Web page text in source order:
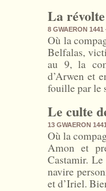
La
8 GWAERON 1441
Où la
Belfalas,
au 9, la
d’Arwen et
fouille par le
Le culte
13 GWAERON
Où la
Amon et
Castamir.
navire
et d’Iriel.